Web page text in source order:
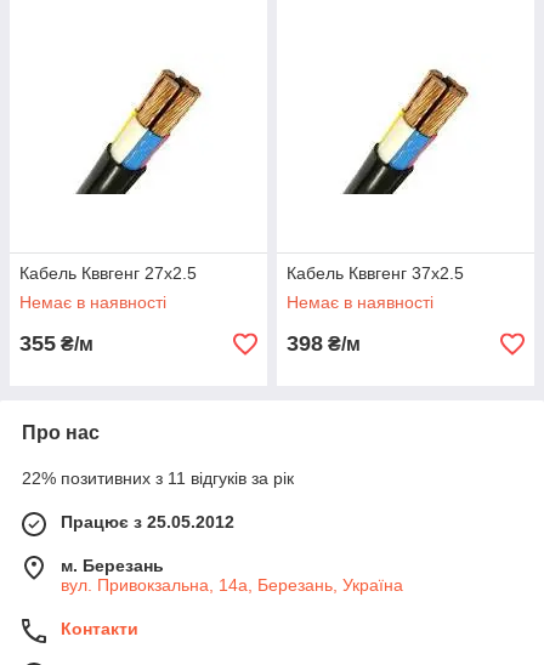
Кабель Кввгенг 27х2.5
Немає в наявності
355 ₴/м
Кабель Кввгенг 37х2.5
Немає в наявності
398 ₴/м
Про нас
22% позитивних з 11 відгуків за рік
Працює з 25.05.2012
м. Березань
вул. Привокзальна, 14а, Березань, Україна
Контакти